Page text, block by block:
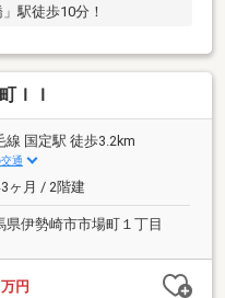
駅徒歩10分！
ＩＩ
線 国定駅 徒歩3.2km
通
ヶ月 / 2階建
県伊勢崎市市場町１丁目
万円